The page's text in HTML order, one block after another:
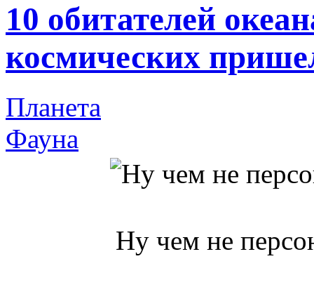
10 обитателей
космических
Планета
Фауна
Ну чем не